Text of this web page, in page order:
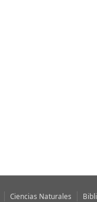
Ciencias Naturales